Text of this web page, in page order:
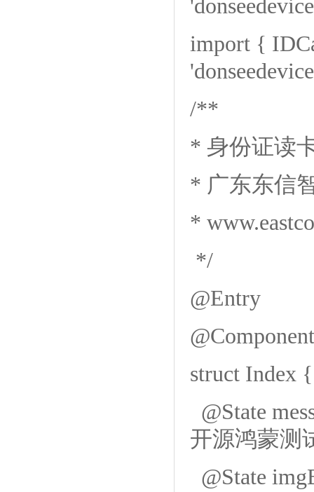
import {
/**
* 身份证读
* 广东东信
*
*/
@Entry
@Component
struct Index {
@State
开源鸿蒙测
@State